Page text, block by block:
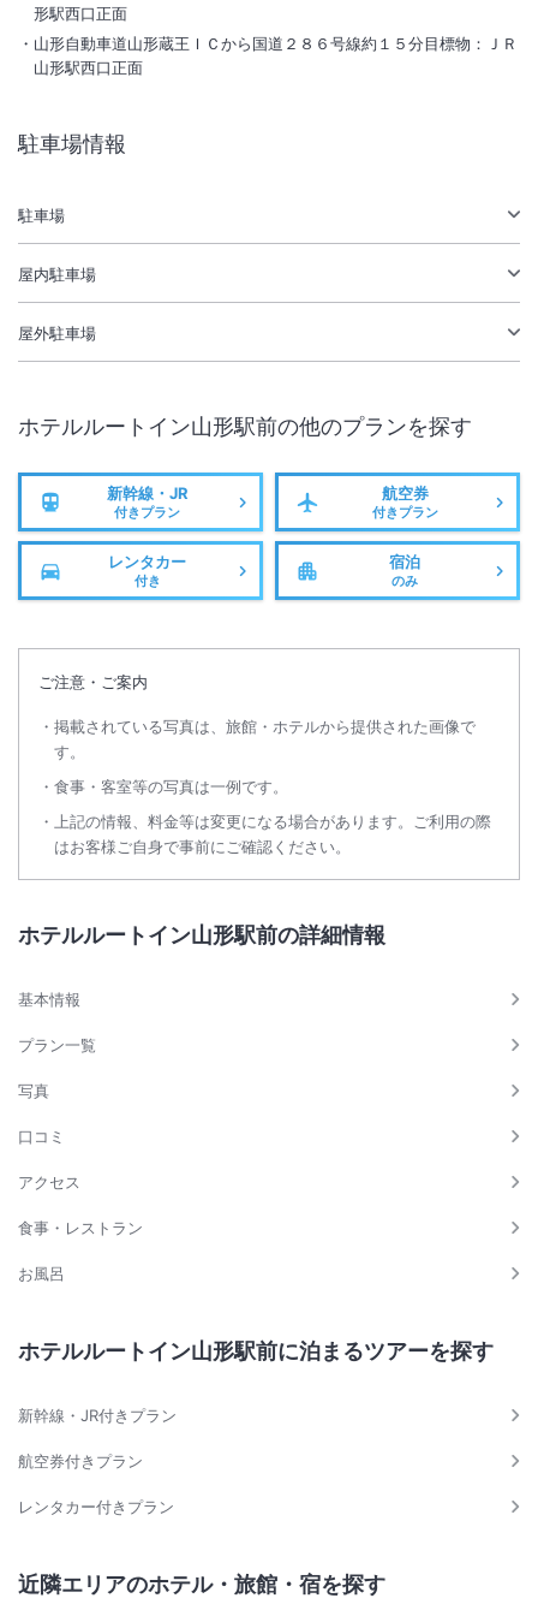
大浴場あり
施設からのお知らせ
満車の場合は、お近くのコインパーキングをご利用ください。
形駅西口正面
山形自動車道山形蔵王ＩＣから国道２８６号線約１５分目標物：ＪＲ
山形駅西口正面
駐車場情報
駐車場
屋内駐車場
屋外駐車場
ホテルルートイン山形駅前の他のプランを探す
新幹線・JR
付きプラン
航空券
付きプラン
レンタカー
付き
宿泊
のみ
ご注意・ご案内
掲載されている写真は、旅館・ホテルから提供された画像で
す。
食事・客室等の写真は一例です。
上記の情報、料金等は変更になる場合があります。ご利用の際
はお客様ご自身で事前にご確認ください。
ホテルルートイン山形駅前の詳細情報
基本情報
プラン一覧
写真
口コミ
アクセス
食事・レストラン
お風呂
ホテルルートイン山形駅前に泊まるツアーを探す
新幹線・JR付きプラン
航空券付きプラン
レンタカー付きプラン
近隣エリアのホテル・旅館・宿を探す